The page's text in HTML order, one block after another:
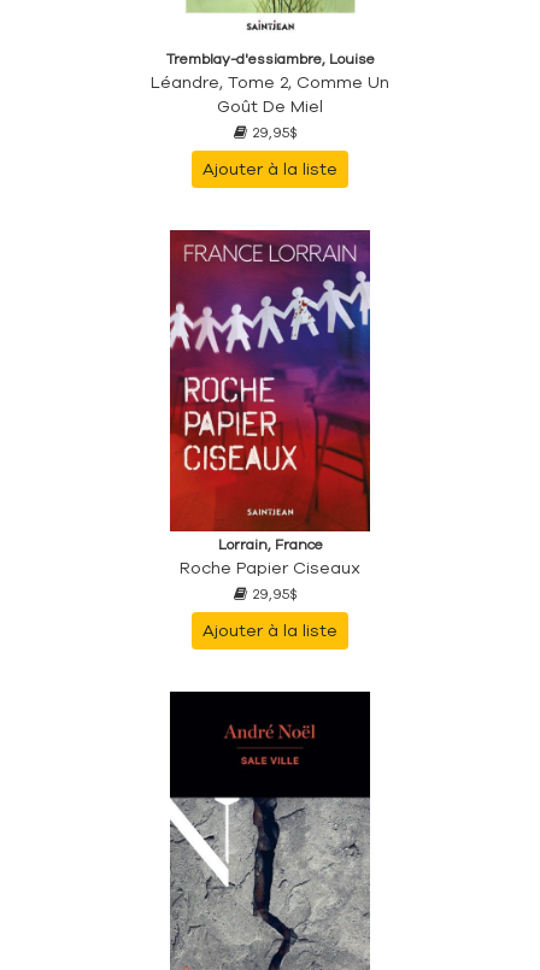
Tremblay-d'essiambre, Louise
Léandre, Tome 2, Comme Un
Goût De Miel
29,95$
Ajouter à la liste
Lorrain, France
Roche Papier Ciseaux
29,95$
Ajouter à la liste